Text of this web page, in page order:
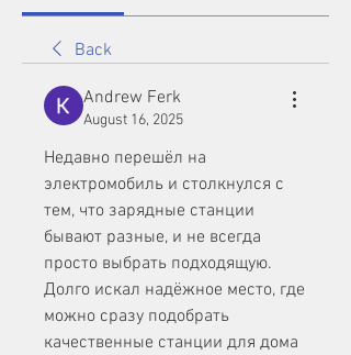
Back
Andrew Ferk
August 16, 2025
Недавно перешёл на
электромобиль и столкнулся с
тем, что зарядные станции
бывают разные, и не всегда
просто выбрать подходящую.
Долго искал надёжное место, где
можно сразу подобрать
качественные станции для дома